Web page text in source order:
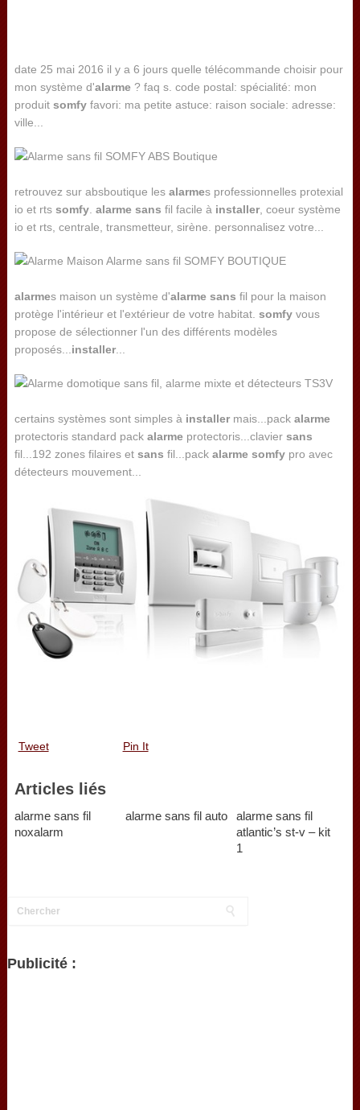
date 25 mai 2016 il y a 6 jours quelle télécommande choisir pour
mon système d'alarme? faq s. code postal: spécialité: mon
produit somfyfavori: ma petite astuce: raison sociale: adresse:
ville...
retrouvez sur absboutique les alarmes professionnelles protexial
io et rts somfy. alarme sans fil facile à installer, coeur système
io et rts, centrale, transmetteur, sirène. personnalisez votre...
alarmes maison un système d'alarme sans fil pour la maison
protège l'intérieur et l'extérieur de votre habitat. somfyvous
propose de sélectionner l'un des différents modèles
proposés... installer...
certains systèmes sont simples à installermais...pack alarme
protectoris standard pack alarmeprotectoris...clavier sans
fil...192 zones filaires et sans fil...pack alarme somfypro avec
détecteurs mouvement...
Tweet Pin It
Articles liés
alarme sans fil
noxalarm
alarme sans fil auto
alarme sans fil
atlantic’s st-v – kit
1
Publicité :